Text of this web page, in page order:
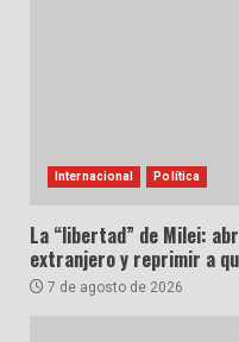
Internacional Política
La “libertad” de Milei:
extranjero y reprimir a
7 de agosto de 2026